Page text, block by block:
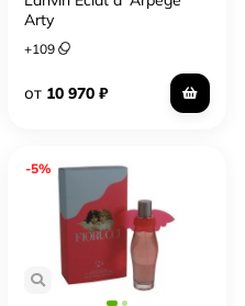
Arty
+109
от 10 970 ₽
-5%